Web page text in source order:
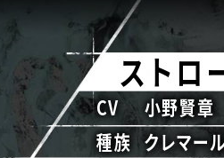
ストロ
CV
小野賢章
種族 クレマー